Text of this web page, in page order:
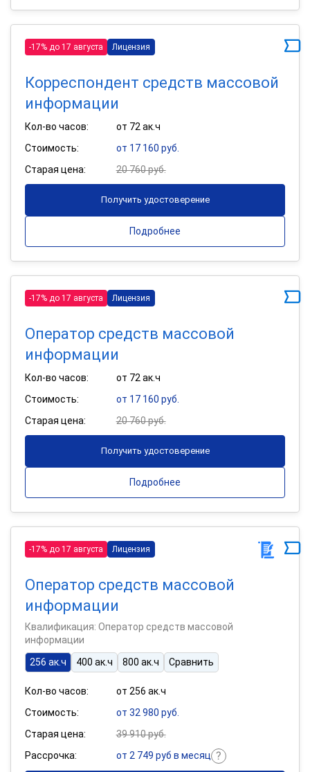
-17% до 17 августа Лицензия
Корреспондент средств массовой
информации
Кол-во часов:
от 72 ак.ч
Стоимость:
от 17 160 руб.
Старая цена:
20 760 руб.
Получить удостоверение
Подробнее
-17% до 17 августа Лицензия
Оператор средств массовой
информации
Кол-во часов:
от 72 ак.ч
Стоимость:
от 17 160 руб.
Старая цена:
20 760 руб.
Получить удостоверение
Подробнее
-17% до 17 августа Лицензия
Оператор средств массовой
информации
Квалификация: Оператор средств массовой
информации
256 ак.ч
400 ак.ч 800 ак.ч Сравнить
Кол-во часов:
от 256 ак.ч
Стоимость:
от 32 980 руб.
Старая цена:
39 910 руб.
Рассрочка:
от 2 749 руб в месяц